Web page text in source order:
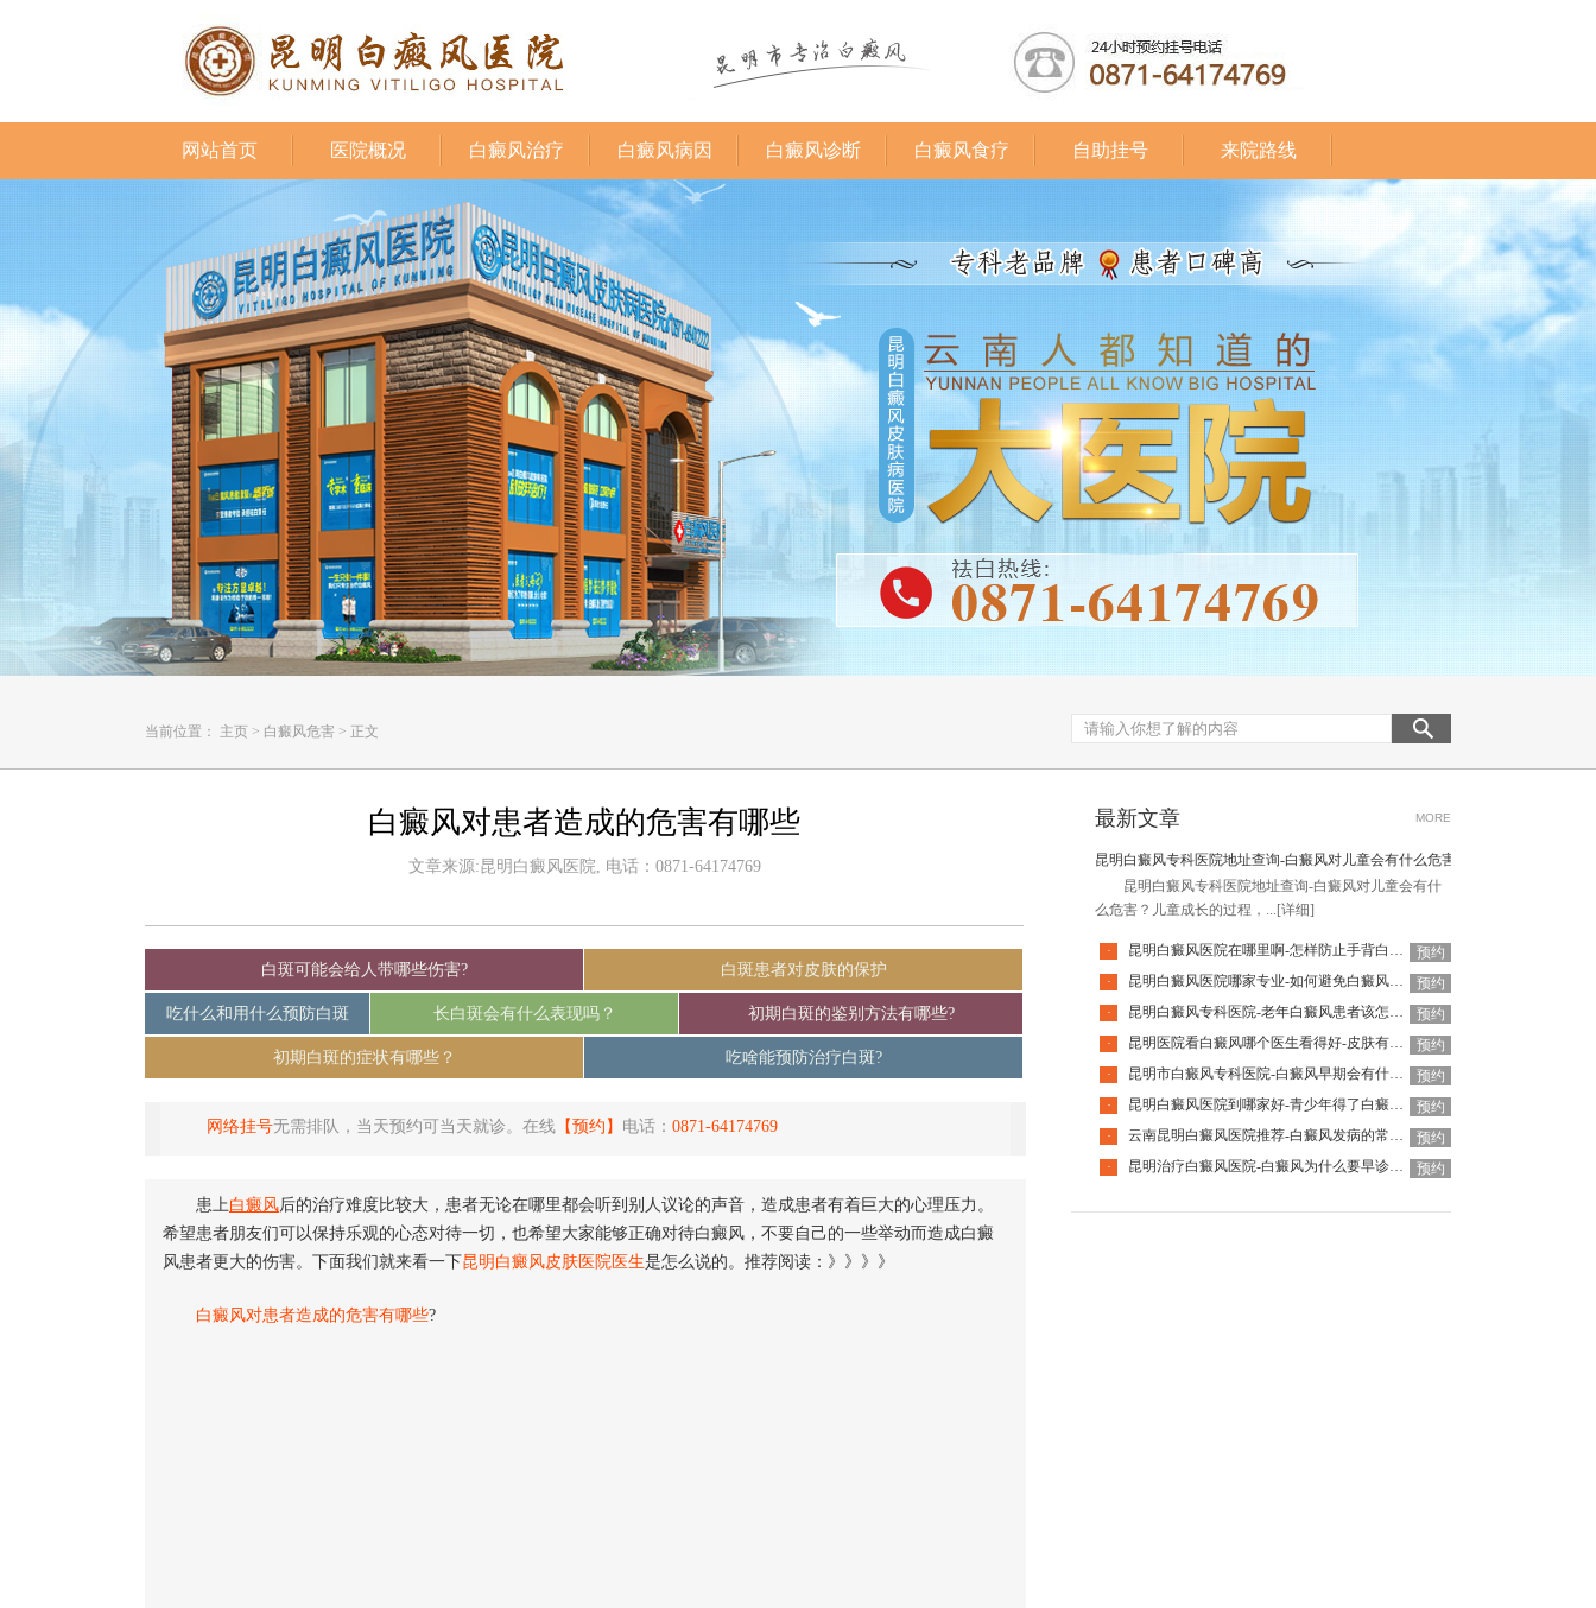
网站首页 医院概况 白癜风治疗 白癜风病因 白癜风诊断 白癜风食疗 自助挂号 来院路线
当前位置： 主页 > 白癜风危害 > 正文
白癜风对患者造成的危害有哪些
文章来源:昆明白癜风医院, 电话：0871-64174769
白斑可能会给人带哪些伤害? 白斑患者对皮肤的保护
吃什么和用什么预防白斑 长白斑会有什么表现吗？ 初期白斑的鉴别方法有哪些?
初期白斑的症状有哪些？ 吃啥能预防治疗白斑?
网络挂号无需排队，当天预约可当天就诊。在线 【预约】 电话： 0871-64174769
患上白癜风后的治疗难度比较大，患者无论在哪里都会听到别人议论的声音，造成患者有着巨大的心理压力。
希望患者朋友们可以保持乐观的心态对待一切，也希望大家能够正确对待白癜风，不要自己的一些举动而造成白癜
风患者更大的伤害。下面我们就来看一下昆明白癜风皮肤医院医生是怎么说的。推荐阅读：》》》》
白癜风对患者造成的危害有哪些?
最新文章 MORE
昆明白癜风专科医院地址查询-白癜风对儿童会有什么危害
昆明白癜风专科医院地址查询-白癜风对儿童会有什
么危害？儿童成长的过程，... [详细]
· 昆明白癜风医院在哪里啊-怎样防止手背白癜风扩散呢
预约
·
昆明白癜风医院哪家专业-如何避免白癜风复发呢
预约
·
昆明白癜风专科医院-老年白癜风患者该怎么有效应对疾病
预约
·
昆明医院看白癜风哪个医生看得好-皮肤有白癜风后该怎么护理
预约
·
昆明市白癜风专科医院-白癜风早期会有什么症状
预约
·
昆明白癜风医院到哪家好-青少年得了白癜风该怎么科学治疗呢
预约
·
云南昆明白癜风医院推荐-白癜风发病的常见诱因是什么
预约
·
昆明治疗白癜风医院-白癜风为什么要早诊早治 预约